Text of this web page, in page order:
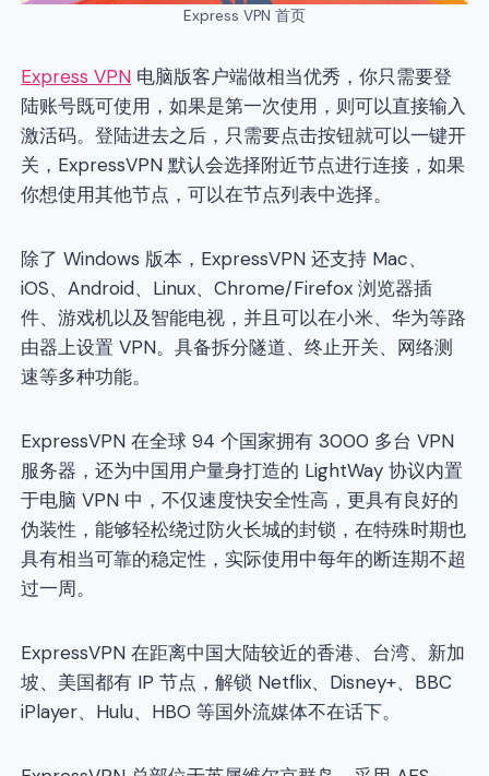
Express VPN 首页
Express VPN 电脑版客户端做相当优秀，你只需要登
陆账号既可使用，如果是第一次使用，则可以直接输入
激活码。登陆进去之后，只需要点击按钮就可以一键开
关，ExpressVPN 默认会选择附近节点进行连接，如果
你想使用其他节点，可以在节点列表中选择。
除了 Windows 版本，ExpressVPN 还支持 Mac、
iOS、Android、Linux、Chrome/Firefox 浏览器插
件、游戏机以及智能电视，并且可以在小米、华为等路
由器上设置 VPN。具备拆分隧道、终止开关、网络测
速等多种功能。
ExpressVPN 在全球 94 个国家拥有 3000 多台 VPN
服务器，还为中国用户量身打造的 LightWay 协议内置
于电脑 VPN 中，不仅速度快安全性高，更具有良好的
伪装性，能够轻松绕过防火长城的封锁，在特殊时期也
具有相当可靠的稳定性，实际使用中每年的断连期不超
过一周。
ExpressVPN 在距离中国大陆较近的香港、台湾、新加
坡、美国都有 IP 节点，解锁 Netflix、Disney+、BBC
iPlayer、Hulu、HBO 等国外流媒体不在话下。